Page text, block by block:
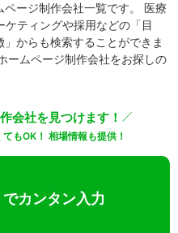
ージ制作会社一覧です。 医療
ティングや採用などの「目
からも検索することができま
ームページ制作会社をお探しの
会社を見つけます！
もOK！ 相場情報も提供！
でカンタン入力